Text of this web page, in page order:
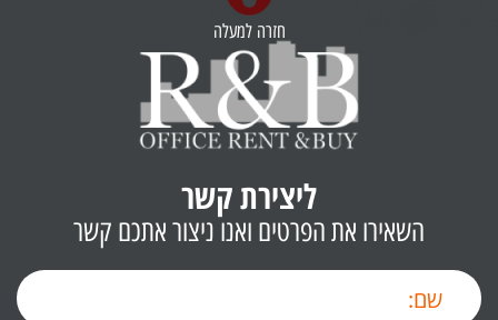
חזרה למעלה
ליצירת קשר
השאירו את הפרטים ואנו ניצור אתכם קשר